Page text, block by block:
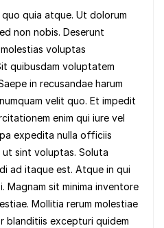
quo quia atque. Ut dolorum
non nobis. Deserunt
voluptas
quibusdam voluptatem
in recusandae harum
velit quo. Et impedit
enim qui iure vel
expedita nulla officiis
ut sint voluptas. Soluta
ad itaque est. Atque in qui
Magnam sit minima inventore
Mollitia rerum molestiae
blanditiis excepturi quidem